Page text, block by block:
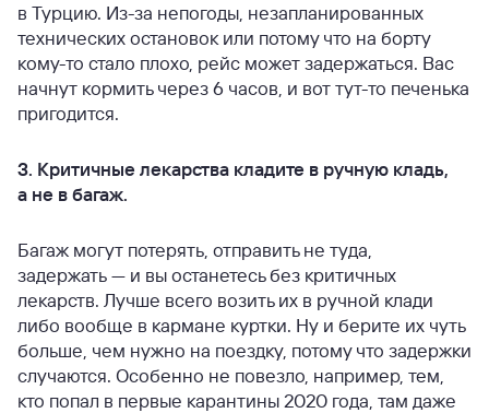
в Турцию. Из-за непогоды, незапланированных
технических остановок или потому что на борту
кому-то стало плохо, рейс может задержаться. Вас
начнут кормить через 6 часов, и вот тут-то печенька
пригодится.
3. Критичные лекарства кладите в ручную кладь,
а не в багаж.
Багаж могут потерять, отправить не туда,
задержать — и вы останетесь без критичных
лекарств. Лучше всего возить их в ручной клади
либо вообще в кармане куртки. Ну и берите их чуть
больше, чем нужно на поездку, потому что задержки
случаются. Особенно не повезло, например, тем,
кто попал в первые карантины 2020 года, там даже